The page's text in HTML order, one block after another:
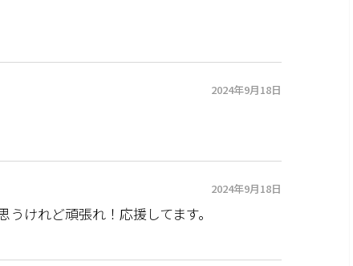
2024年9月18日
2024年9月18日
けれど頑張れ！応援してます。